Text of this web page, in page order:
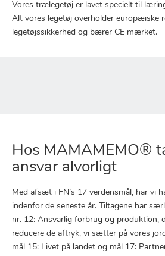
Vores trælegetøj er lavet specielt til
Alt vores legetøj overholder europæiske
legetøjssikkerhed og bærer CE mærket.
Hos MAMAMEMO®
ansvar alvorligt
Med afsæt i FN’s 17 verdensmål, har vi
indenfor de seneste år. Tiltagene har
nr. 12: Ansvarlig forbrug og produktion,
reducere de aftryk, vi sætter på vores
mål 15: Livet på landet og mål 17: